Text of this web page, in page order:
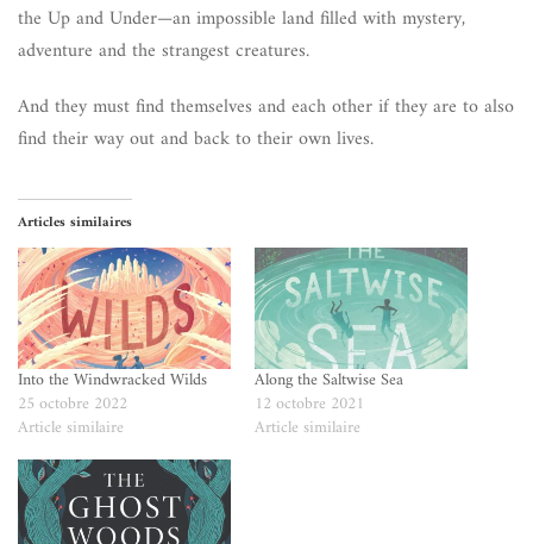
the Up and Under—an impossible land filled with mystery,
adventure and the strangest creatures.
And they must find themselves and each other if they are to also
find their way out and back to their own lives.
Articles similaires
Into the Windwracked Wilds
25 octobre 2022
Article similaire
Along the Saltwise Sea
12 octobre 2021
Article similaire